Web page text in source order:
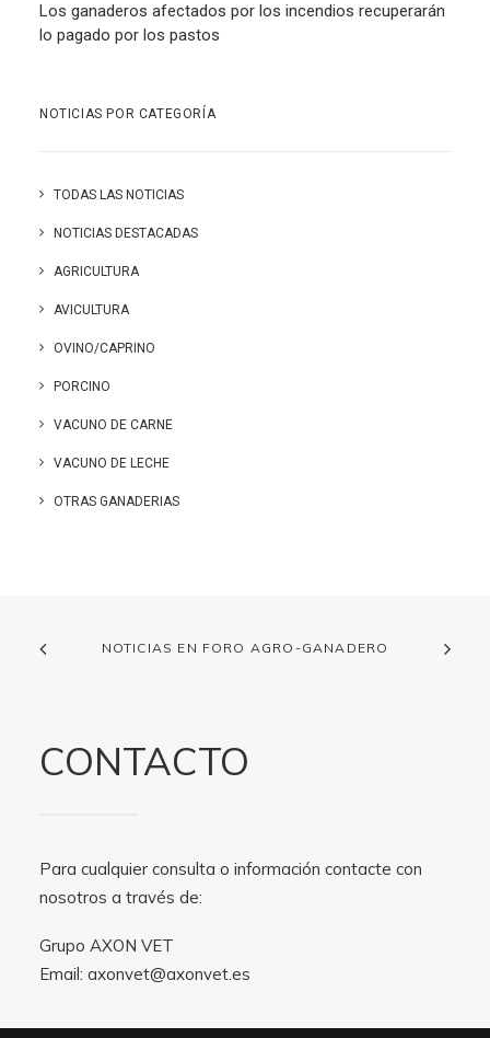
Los ganaderos afectados por los incendios recuperarán
lo pagado por los pastos
NOTICIAS POR CATEGORÍA
TODAS LAS NOTICIAS
NOTICIAS DESTACADAS
AGRICULTURA
AVICULTURA
OVINO/CAPRINO
PORCINO
VACUNO DE CARNE
VACUNO DE LECHE
OTRAS GANADERIAS
NOTICIAS EN FORO AGRO-GANADERO
CONTACTO
Para cualquier consulta o información contacte con
nosotros a través de:
Grupo AXON VET
Email: axonvet@axonvet.es